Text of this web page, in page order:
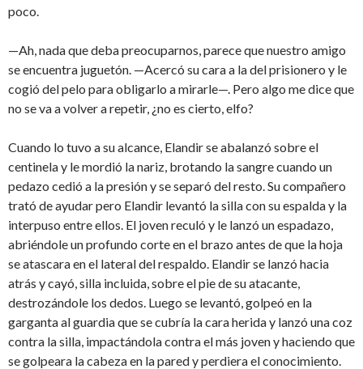
poco.
—Ah, nada que deba preocuparnos, parece que nuestro amigo
se encuentra juguetón. —Acercó su cara a la del prisionero y le
cogió del pelo para obligarlo a mirarle—. Pero algo me dice que
no se va a volver a repetir, ¿no es cierto, elfo?
Cuando lo tuvo a su alcance, Elandir se abalanzó sobre el
centinela y le mordió la nariz, brotando la sangre cuando un
pedazo cedió a la presión y se separó del resto. Su compañero
trató de ayudar pero Elandir levantó la silla con su espalda y la
interpuso entre ellos. El joven reculó y le lanzó un espadazo,
abriéndole un profundo corte en el brazo antes de que la hoja
se atascara en el lateral del respaldo. Elandir se lanzó hacia
atrás y cayó, silla incluida, sobre el pie de su atacante,
destrozándole los dedos. Luego se levantó, golpeó en la
garganta al guardia que se cubría la cara herida y lanzó una coz
contra la silla, impactándola contra el más joven y haciendo que
se golpeara la cabeza en la pared y perdiera el conocimiento.